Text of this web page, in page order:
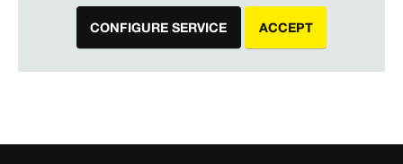
CONFIGURE SERVICE ACCEPT